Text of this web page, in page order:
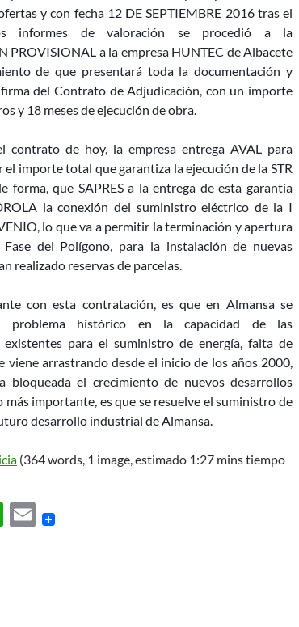
y con fecha 12 DE SEPTIEMBRE 2016 tras el
informes de valoración se procedió a la
PROVISIONAL a la empresa HUNTEC de Albacete
de que presentará toda la documentación y
firma del Contrato de Adjudicación, con un importe
y 18 meses de ejecución de obra.
contrato de hoy, la empresa entrega AVAL para
el importe total que garantiza la ejecución de la STR
forma, que SAPRES a la entrega de esta garantía
la conexión del suministro eléctrico de la I
lo que va a permitir la terminación y apertura
del Polígono, para la instalación de nuevas
realizado reservas de parcelas.
con esta contratación, es que en Almansa se
problema histórico en la capacidad de las
existentes para el suministro de energía, falta de
viene arrastrando desde el inicio de los años 2000,
bloqueada el crecimiento de nuevos desarrollos
más importante, es que se resuelve el suministro de
desarrollo industrial de Almansa.
(364 words, 1 image, estimado 1:27 mins tiempo
W
s
E